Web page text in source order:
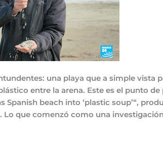
una playa que a simple vista
entre la arena. Este es el punto
Spanish beach into ‘plastic soup’“,
Lo que comenzó como una investigación